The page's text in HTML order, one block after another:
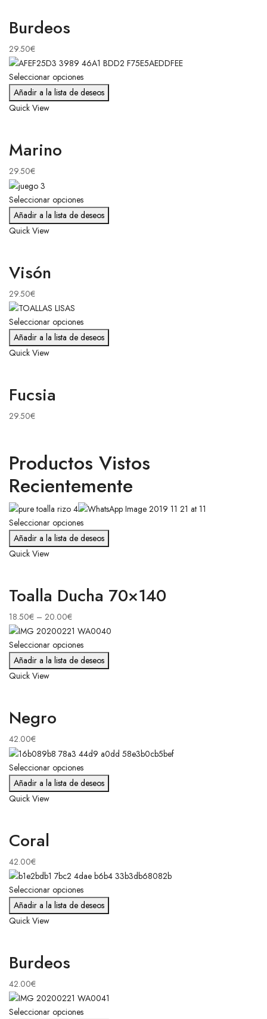
Burdeos
29.50€
Seleccionar opciones
Añadir a la lista de deseos
Quick View
Marino
29.50€
Seleccionar opciones
Añadir a la lista de deseos
Quick View
Visón
29.50€
Seleccionar opciones
Añadir a la lista de deseos
Quick View
Fucsia
29.50€
Productos Vistos
Recientemente
Seleccionar opciones
Añadir a la lista de deseos
Quick View
Toalla Ducha 70×140
18.50€ – 20.00€
Seleccionar opciones
Añadir a la lista de deseos
Quick View
Negro
42.00€
Seleccionar opciones
Añadir a la lista de deseos
Quick View
Coral
42.00€
Seleccionar opciones
Añadir a la lista de deseos
Quick View
Burdeos
42.00€
Seleccionar opciones